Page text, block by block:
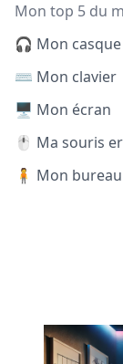
Mon top 5 du
🎧 Mon casque
⌨️ Mon clavier
🖥️ Mon écran
🖱️ Ma souris
🧍 Mon